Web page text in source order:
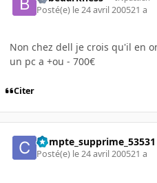
Posté(e) le 24 avril 200521 a
Non chez dell je crois qu'il en
un pc a +ou - 700€
Citer
Compte_supprime_53531
Posté(e) le 24 avril 200521 a